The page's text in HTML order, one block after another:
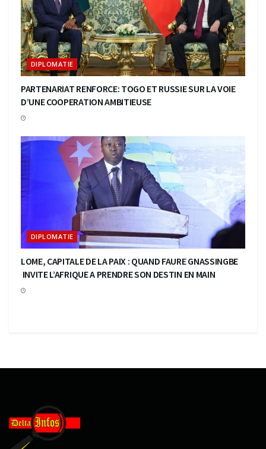
DIPLOMATIE
PARTENARIAT RENFORCE: TOGO ET RUSSIE SUR LA VOIE
D’UNE COOPERATION AMBITIEUSE
DIPLOMATIE
LOME, CAPITALE DE LA PAIX : QUAND FAURE GNASSINGBE
INVITE L’AFRIQUE A PRENDRE SON DESTIN EN MAIN